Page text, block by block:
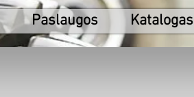
Paslaugos Katalogas